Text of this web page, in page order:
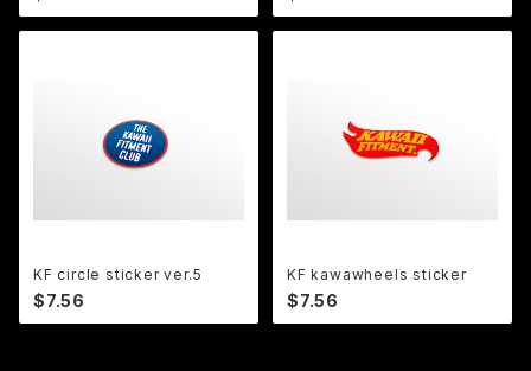
KF circle sticker ver.5
$7.56
KF kawawheels sticker
$7.56